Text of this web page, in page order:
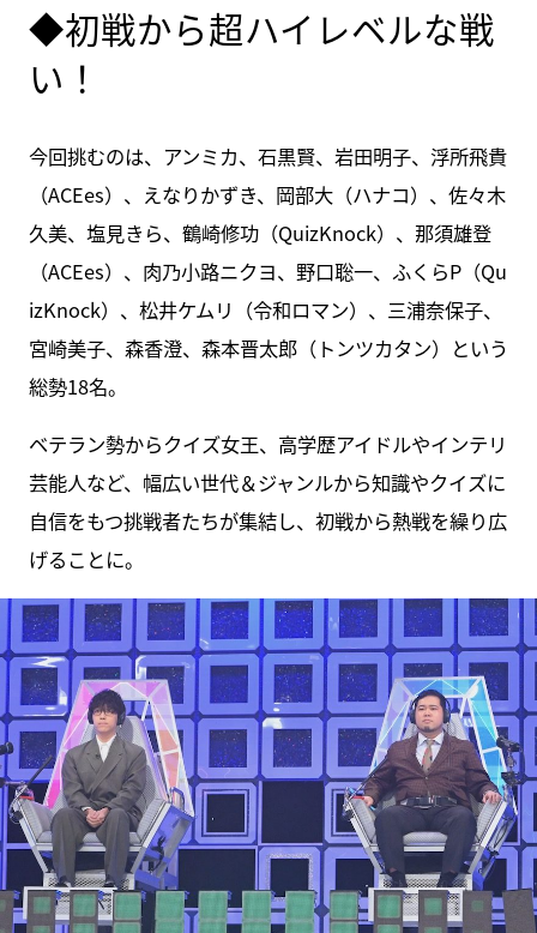
◆初戦から超ハイレベルな戦
い！
今回挑むのは、アンミカ、石黒賢、岩田明子、浮所飛貴
（ACEes）、えなりかずき、岡部大（ハナコ）、佐々木
久美、塩見きら、鶴崎修功（QuizKnock）、那須雄登
（ACEes）、肉乃小路ニクヨ、野口聡一、ふくらP（Qu
izKnock）、松井ケムリ（令和ロマン）、三浦奈保子、
宮崎美子、森香澄、森本晋太郎（トンツカタン）という
総勢18名。
ベテラン勢からクイズ女王、高学歴アイドルやインテリ
芸能人など、幅広い世代＆ジャンルから知識やクイズに
自信をもつ挑戦者たちが集結し、初戦から熱戦を繰り広
げることに。